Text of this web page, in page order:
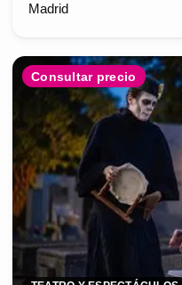
Madrid
Consultar precio